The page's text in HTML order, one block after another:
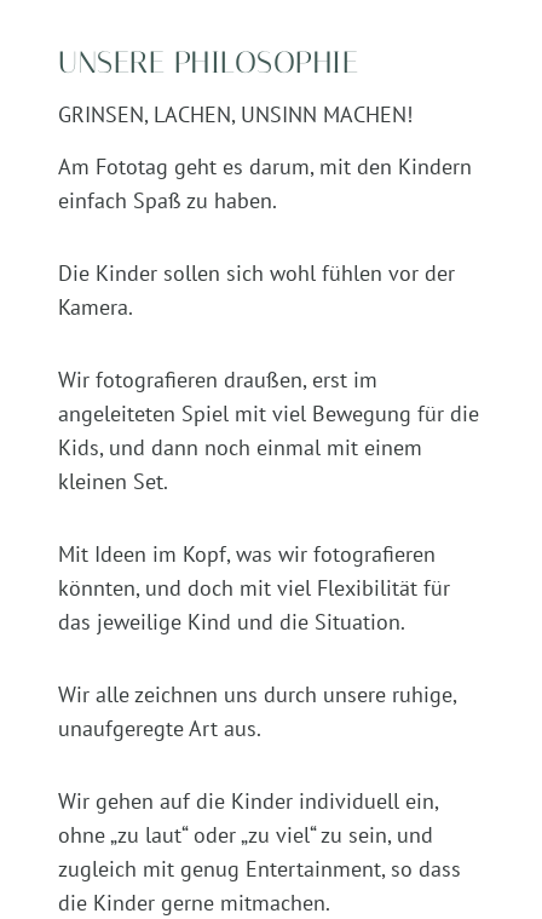
UNSERE PHILOSOPHIE
GRINSEN, LACHEN, UNSINN MACHEN!
Am Fototag geht es darum, mit den Kindern
einfach Spaß zu haben.
Die Kinder sollen sich wohl fühlen vor der
Kamera.
Wir fotografieren draußen, erst im
angeleiteten Spiel mit viel Bewegung für die
Kids, und dann noch einmal mit einem
kleinen Set.
Mit Ideen im Kopf, was wir fotografieren
könnten, und doch mit viel Flexibilität für
das jeweilige Kind und die Situation.
Wir alle zeichnen uns durch unsere ruhige,
unaufgeregte Art aus.
Wir gehen auf die Kinder individuell ein,
ohne „zu laut“ oder „zu viel“ zu sein, und
zugleich mit genug Entertainment, so dass
die Kinder gerne mitmachen.